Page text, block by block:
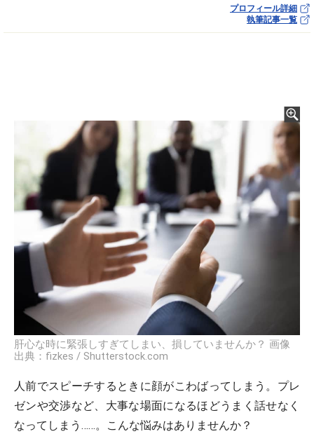
プロフィール詳細
執筆記事一覧
肝心な時に緊張しすぎてしまい、損していませんか？ 画像
出典：fizkes / Shutterstock.com
人前でスピーチするときに顔がこわばってしまう。プレ
ゼンや交渉など、大事な場面になるほどうまく話せなく
なってしまう……。こんな悩みはありませんか？